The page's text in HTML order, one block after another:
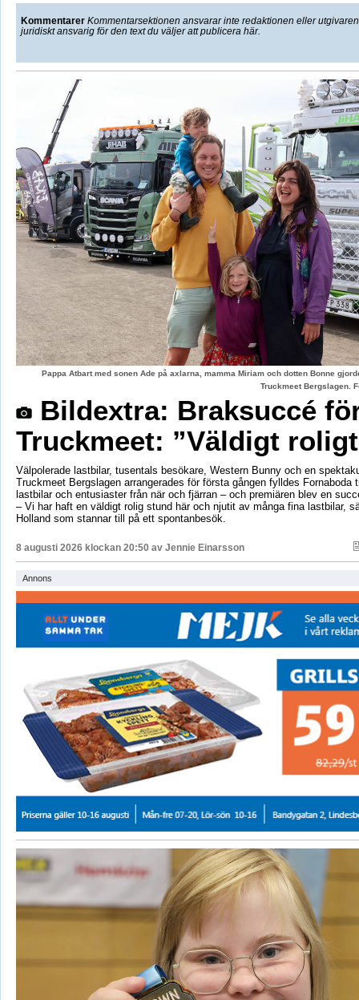
Kommentarer Kommentarsektionen ansvarar inte redaktionen eller
juridiskt ansvarig för den text du väljer att publicera här.
Pappa Atbart med sonen Ade på axlarna, mamma Miriam och dotten Bonne
Truckmeet Bergslagen.
Bildextra: Braksuccé
Truckmeet: ”Väldigt
Välpolerade lastbilar, tusentals besökare, Western Bunny och en
Truckmeet Bergslagen arrangerades för första gången fylldes Fornaboda
lastbilar och entusiaster från när och fjärran – och premiären blev en
– Vi har haft en väldigt rolig stund här och njutit av många fina lastbilar,
Holland som stannar till på ett spontanbesök.
8 augusti 2026 klockan 20:50 av Jennie Einarsson
Annons